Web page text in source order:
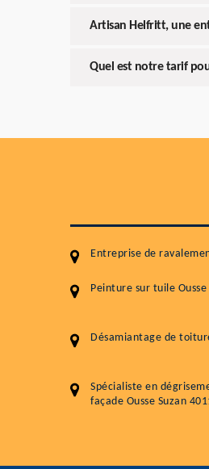
Artisan Helfritt, une
Quel est notre tarif
Entreprise de
Peinture sur tuile Ousse
Désamiantage de
Spécialiste en
façade Ousse Suzan